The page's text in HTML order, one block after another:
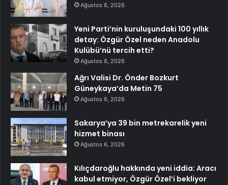
Ağustos 6, 2026
Yeni Parti’nin kuruluşundaki 100 yıllık
detay: Özgür Özel neden Anadolu
Kulübü’nü tercih etti?
Ağustos 6, 2026
Ağrı Valisi Dr. Önder Bozkurt
Güneykaya’da Metin 75
Ağustos 6, 2026
Sakarya’ya 39 bin metrekarelik yeni
hizmet binası
Ağustos 6, 2026
Kılıçdaroğlu hakkında yeni iddia: Aracı
kabul etmiyor, Özgür Özel’i bekliyor